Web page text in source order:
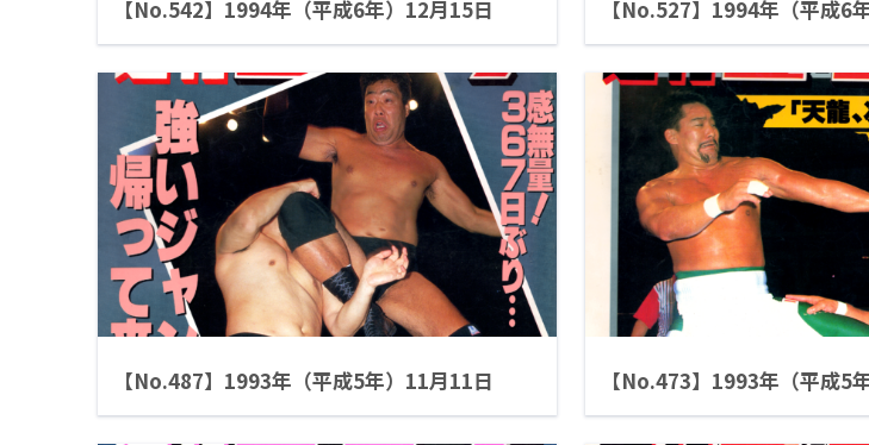
【No.542】1994年（平成6年）12月15日 【No.527】1994年（平成6
【No.487】1993年（平成5年）11月11日 【No.473】1993年（平成5